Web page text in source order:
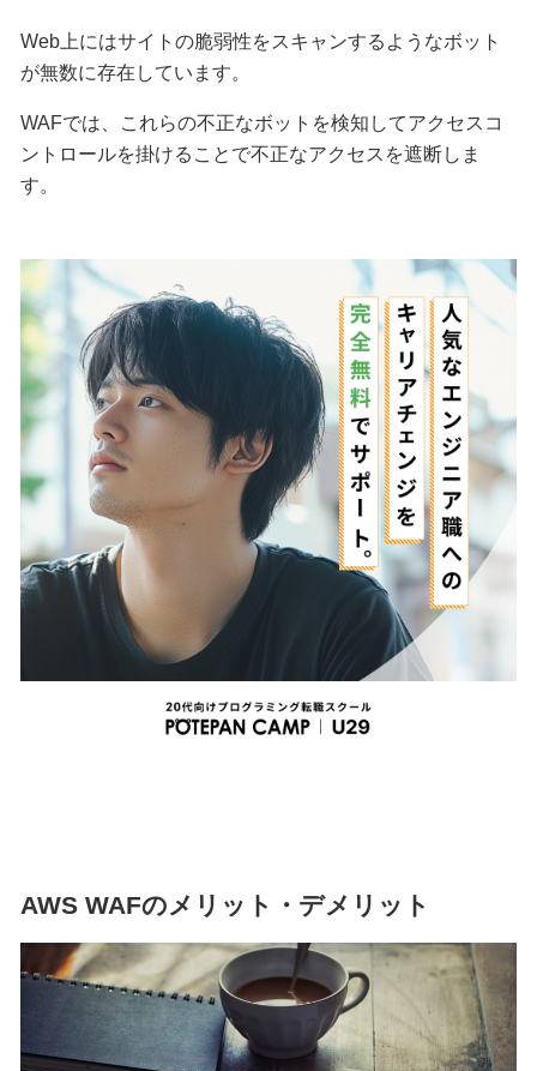
Web上にはサイトの脆弱性をスキャンするようなボット
が無数に存在しています。
WAFでは、これらの不正なボットを検知してアクセスコ
ントロールを掛けることで不正なアクセスを遮断しま
す。
AWS WAFのメリット・デメリット